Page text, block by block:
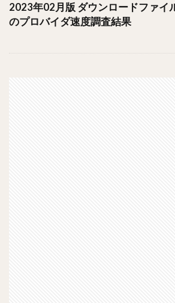
2023年02月版 ダウンロードファイ
のプロバイダ速度調査結果